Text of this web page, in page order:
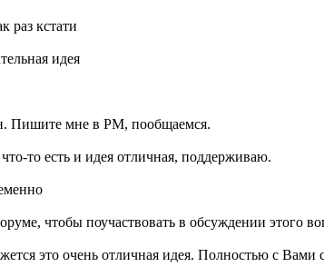
раз кстати
идея
Пишите мне в PM, пообщаемся.
то есть и идея отличная, поддерживаю.
чтобы поучаствовать в обсуждении этого
это очень отличная идея. Полностью с Вами